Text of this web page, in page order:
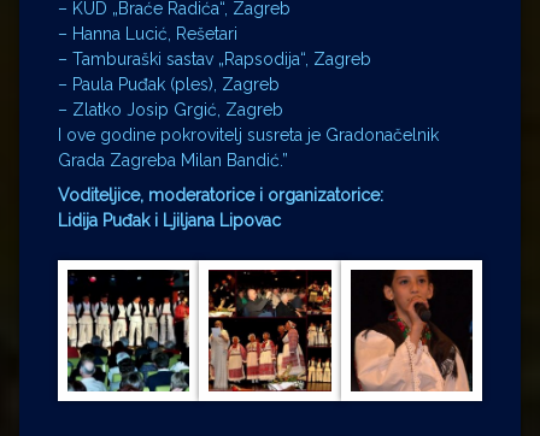
– KUD „Braće Radića“, Zagreb
– Hanna Lucić, Rešetari
– Tamburaški sastav „Rapsodija“, Zagreb
– Paula Puđak (ples), Zagreb
– Zlatko Josip Grgić, Zagreb
I ove godine pokrovitelj susreta je Gradonačelnik
Grada Zagreba Milan Bandić.”
Voditeljice, moderatorice i organizatorice:
Lidija Puđak i Ljiljana Lipovac